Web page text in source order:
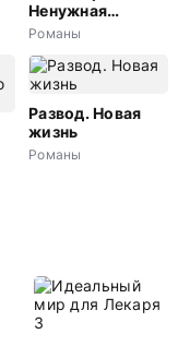
Ненужная
бывшая жена
Романы
Развод. Новая
жизнь
Романы